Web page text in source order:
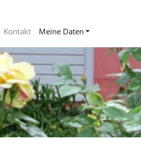
Kontakt Meine Daten